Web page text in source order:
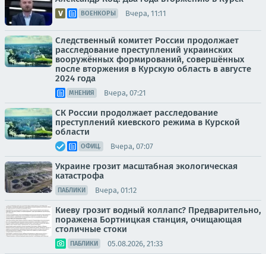
ВОЕНКОРЫ Вчера, 11:11
Следственный комитет России продолжает
расследование преступлений украинских
вооружённых формирований, совершённых
после вторжения в Курскую область в августе
2024 года
МНЕНИЯ Вчера, 07:21
СК России продолжает расследование
преступлений киевского режима в Курской
области
ОФИЦ. Вчера, 07:07
Украине грозит масштабная экологическая
катастрофа
ПАБЛИКИ Вчера, 01:12
Киеву грозит водный коллапс? Предварительно,
поражена Бортницкая станция, очищающая
столичные стоки
ПАБЛИКИ 05.08.2026, 21:33